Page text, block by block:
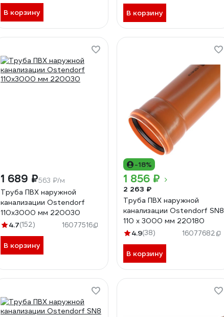
В корзину В корзину
1 689 ₽563 ₽/м
Труба ПВХ наружной
канализации Ostendorf
110х3000 мм 220030
4.7(152) 16077516
В корзину
-18%
1 856 ₽
2 263 ₽
Труба ПВХ наружной
канализации Ostendorf SN8
110 х 3000 мм 220180
4.9(38) 16077682
В корзину